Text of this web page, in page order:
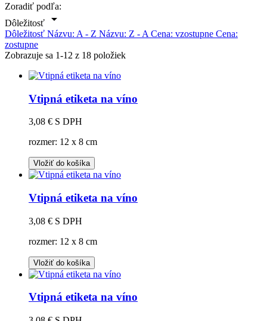
Zoradiť podľa:
Dôležitosť

Dôležitosť Názvu: A - Z Názvu: Z - A Cena: vzostupne Cena:
zostupne
Zobrazuje sa 1-12 z 18 položiek
Vtipná etiketa na víno
3,08 € S DPH
rozmer: 12 x 8 cm
Vložiť do košíka
Vtipná etiketa na víno
3,08 € S DPH
rozmer: 12 x 8 cm
Vložiť do košíka
Vtipná etiketa na víno